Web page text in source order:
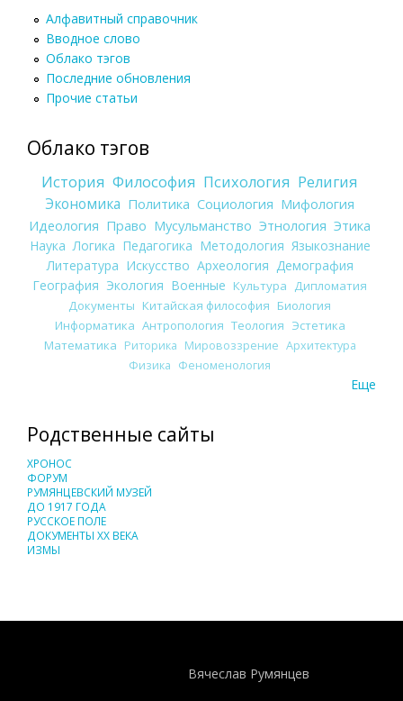
Алфавитный справочник
Вводное слово
Облако тэгов
Последние обновления
Прочие статьи
Облако тэгов
История Философия Психология Религия
Экономика Политика Социология Мифология
Идеология Право Мусульманство Этнология Этика
Наука Логика Педагогика Методология Языкознание
Литература Искусство Археология Демография
География Экология Военные Культура
Дипломатия
Документы Китайская философия Биология
Информатика Антропология Теология Эстетика
Математика Риторика Мировоззрение Архитектура
Физика Феноменология
Еще
Родственные сайты
ХРОНОС
ФОРУМ
РУМЯНЦЕВСКИЙ МУЗЕЙ
ДО 1917 ГОДА
РУССКОЕ ПОЛЕ
ДОКУМЕНТЫ XX ВЕКА
ИЗМЫ
Вячеслав Румянцев